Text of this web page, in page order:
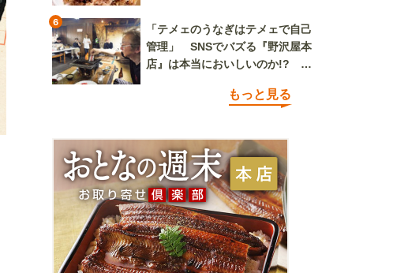
6
「テメェのうなぎはテメェで自己
管理」 SNSでバズる『野沢屋本
店』は本当においしいのか!? い
もっと見る